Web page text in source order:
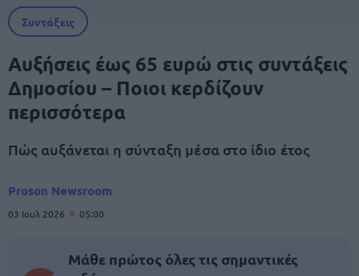
Συντάξεις
Αυξήσεις έως 65 ευρώ στις συντάξεις
Δημοσίου – Ποιοι κερδίζουν
περισσότερα
Πώς αυξάνεται η σύνταξη μέσα στο ίδιο έτος
Proson Newsroom
03 Ιουλ 2026 05:00
Μάθε πρώτος όλες τις σημαντικές